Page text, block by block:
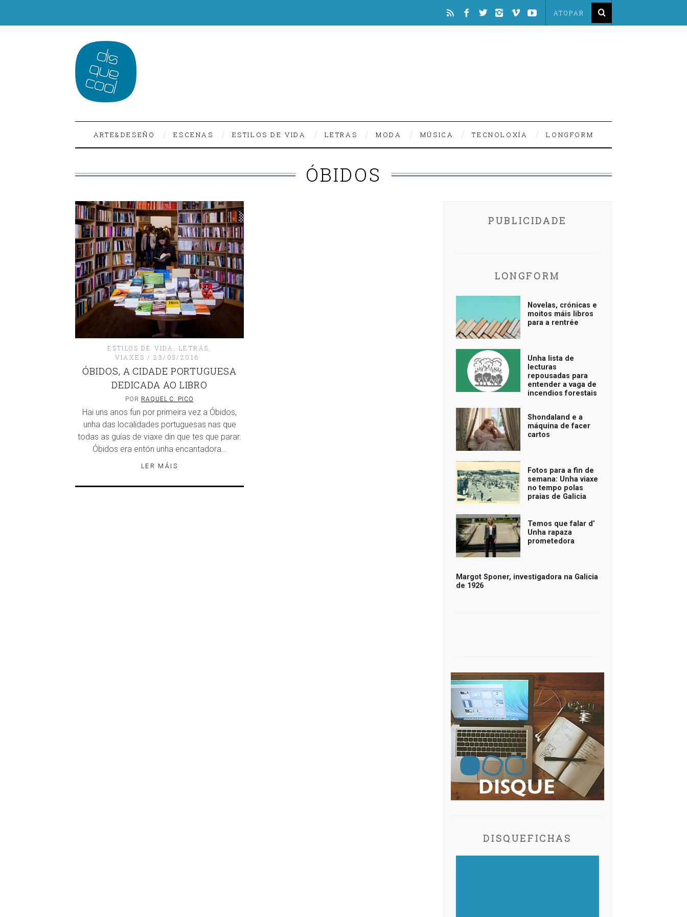
ARTE&DESEÑO ESCENAS ESTILOS DE VIDA LETRAS MODA MÚSICA TECNOLOXÍA LONGFORM
ÓBIDOS
ESTILOS DE VIDA LETRAS
VIAXES
23/05/2016
ÓBIDOS, A CIDADE PORTUGUESA
DEDICADA AO LIBRO
POR RAQUEL C. PICO
Hai uns anos fun por primeira vez a Óbidos,
unha das localidades portuguesas nas que
todas as guías de viaxe din que tes que parar.
Óbidos era entón unha encantadora…
LER MÁIS
PUBLICIDADE
LONGFORM
Novelas, crónicas e
moitos máis libros
para a rentrée
Unha lista de
lecturas
repousadas para
entender a vaga de
incendios forestais
Shondaland e a
máquina de facer
cartos
Fotos para a fin de
semana: Unha viaxe
no tempo polas
praias de Galicia
Temos que falar d’
Unha rapaza
prometedora
Margot Sponer, investigadora na Galicia
de 1926
DISQUEFICHAS